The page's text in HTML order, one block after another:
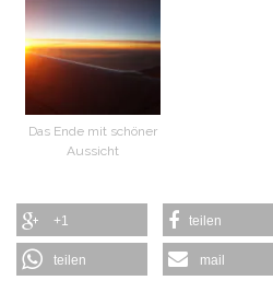
Das Ende mit schöner
Aussicht
+1 teilen
teilen mail